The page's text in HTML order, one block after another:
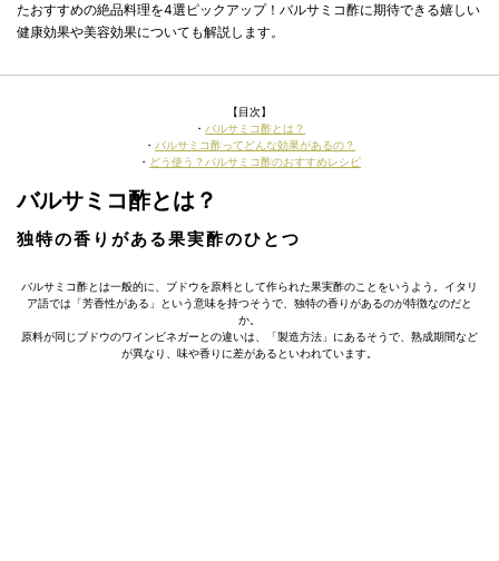
たおすすめの絶品料理を4選ピックアップ！バルサミコ酢に期待できる嬉しい
健康効果や美容効果についても解説します。
【目次】
・ バルサミコ酢とは？
・ バルサミコ酢ってどんな効果があるの？
・ どう使う？バルサミコ酢のおすすめレシピ
バルサミコ酢とは？
独特の香りがある果実酢のひとつ
バルサミコ酢とは一般的に、ブドウを原料として作られた果実酢のことをいうよう。イタリ
ア語では「芳香性がある」という意味を持つそうで、独特の香りがあるのが特徴なのだと
か。
原料が同じブドウのワインビネガーとの違いは、「製造方法」にあるそうで、熟成期間など
が異なり、味や香りに差があるといわれています。